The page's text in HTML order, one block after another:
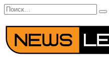
Перейти
к
содержанию
Search
for: